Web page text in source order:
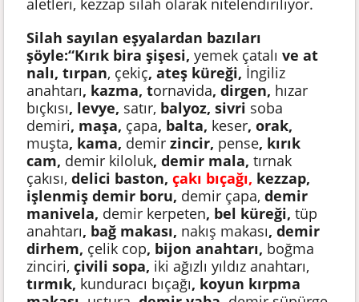
Silah sayılan eşyalardan bazıları
şöyle:“Kırık bira şişesi,yemek çatalı ve at
nalı, tırpan, çekiç, ateş küreği, İngiliz
anahtarı, kazma, tornavida, dirgen, hızar
bıçkısı, levye, satır, balyoz, sivri soba
demiri, maşa, çapa, balta, keser, orak,
muşta, kama, demirzincir, pense, kırık
cam, demir kiloluk, demir mala, tırnak
çakısı, delici baston, çakı bıçağı, kezzap,
işlenmiş demir boru, demir çapa, demir
manivela, demir kerpeten, bel küreği,tüp
anahtarı, bağ makası, nakış makası, demir
dirhem, çelik cop, bijon anahtarı, boğma
zinciri,çivili sopa, iki ağızlı yıldız anahtarı,
tırmık, kunduracı bıçağı, koyun kırpma